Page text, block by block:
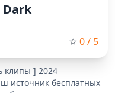
Dark
☆ 0/ 5
клипы ] 2024
источник бесплатных